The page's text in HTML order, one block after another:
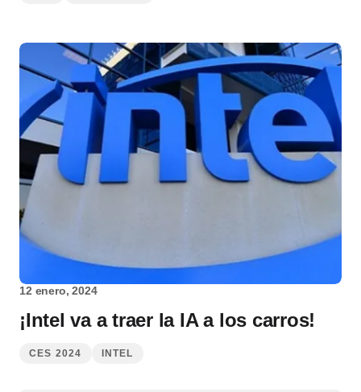
12 enero, 2024
¡Intel va a traer la IA a los carros!
CES 2024 INTEL